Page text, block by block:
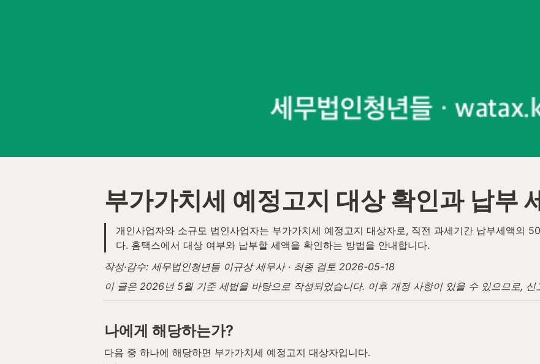
부가가치세 예정고지 대상 확인과 납부
개인사업자와 소규모 법인사업자는 부가가치세 예정고지 대상자로, 직전 과세기간 납부세액의
다. 홈택스에서 대상 여부와 납부할 세액을 확인하는 방법을 안내합니다.
작성·감수: 세무법인청년들 이규상 세무사 · 최종 검토 2026-05-18
이 글은 2026년 5월 기준 세법을 바탕으로 작성되었습니다. 이후 개정 사항이 있을 수 있으므로,
나에게 해당하는가?
다음 중 하나에 해당하면 부가가치세 예정고지 대상자입니다.